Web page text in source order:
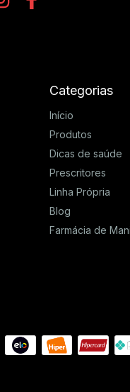
Categorias
Início
Produtos
Dicas de saúde
Prescritores
Linha Própria
Blog
Farmácia de